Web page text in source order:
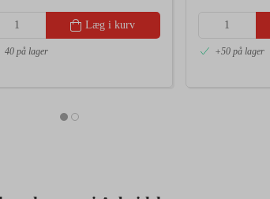
Læg i kurv
40 på lager +50 på lager